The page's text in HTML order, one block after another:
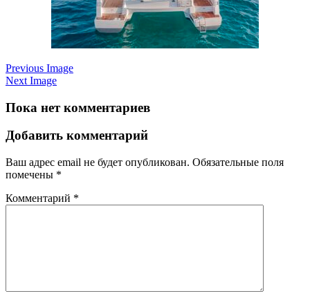
Previous Image
Next Image
Пока нет комментариев
Добавить комментарий
Ваш адрес email не будет опубликован. Обязательные поля
помечены *
Комментарий *